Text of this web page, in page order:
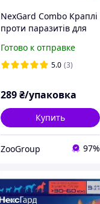
NexGard Combo Краплі
проти паразитів для
піпетка)
Готово к отправке
5.0 (3)
289 ₴/упаковка
Купить
ZooGroup 97%